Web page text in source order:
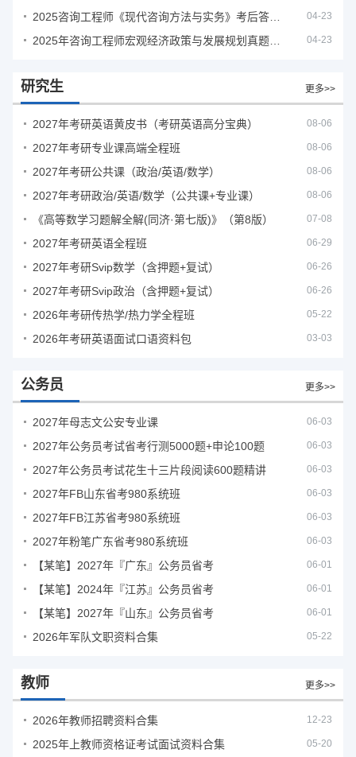
04-23
04-23
研究生 更多>>
2027年考研英语黄皮书（考研英语高分宝典） 08-06
2027年考研专业课高端全程班 08-06
2027年考研公共课（政治/英语/数学） 08-06
2027年考研政治/英语/数学（公共课+专业课） 08-06
《高等数学习题解全解(同济·第七版)》（第8版） 07-08
2027年考研英语全程班 06-29
2027年考研Svip数学（含押题+复试） 06-26
2027年考研Svip政治（含押题+复试） 06-26
2026年考研传热学/热力学全程班 05-22
2026年考研英语面试口语资料包 03-03
公务员 更多>>
2027年母志文公安专业课 06-03
2027年公务员考试省考行测5000题+申论100题 06-03
2027年公务员考试花生十三片段阅读600题精讲 06-03
2027年FB山东省考980系统班 06-03
2027年FB江苏省考980系统班 06-03
2027年粉笔广东省考980系统班 06-03
【某笔】2027年『广东』公务员省考 06-01
【某笔】2024年『江苏』公务员省考 06-01
【某笔】2027年『山东』公务员省考 06-01
2026年军队文职资料合集 05-22
教师 更多>>
2026年教师招聘资料合集 12-23
2025年上教师资格证考试面试资料合集 05-20